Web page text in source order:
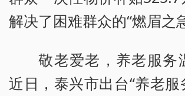
解决了困难群众的“燃眉之急
敬老爱老，养老服务
近日，泰兴市出台“养老